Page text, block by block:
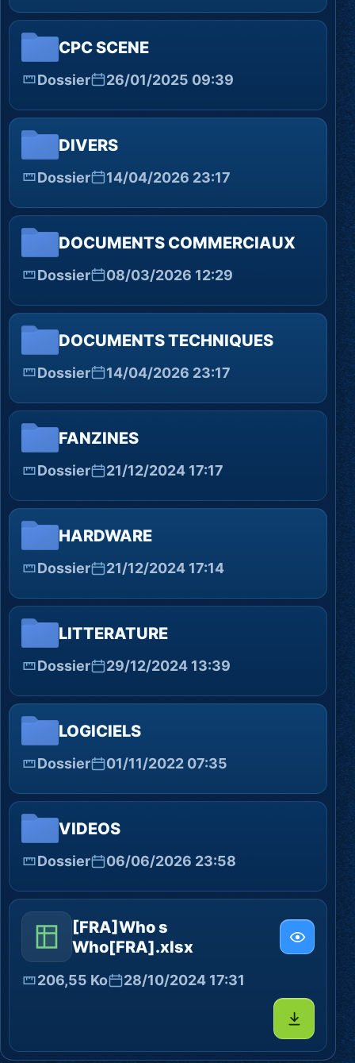
CPC SCENE
Dossier 26/01/2025 09:39
DIVERS
Dossier 14/04/2026 23:17
DOCUMENTS COMMERCIAUX
Dossier 08/03/2026 12:29
DOCUMENTS TECHNIQUES
Dossier 14/04/2026 23:17
FANZINES
Dossier 21/12/2024 17:17
HARDWARE
Dossier 21/12/2024 17:14
LITTERATURE
Dossier 29/12/2024 13:39
LOGICIELS
Dossier 01/11/2022 07:35
VIDEOS
Dossier 06/06/2026 23:58
[FRA]Who s
Who[FRA].xlsx
206,55 Ko 28/10/2024 17:31